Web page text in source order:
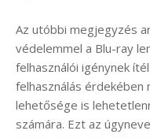
Az utóbbi megjegyzés
védelemmel a Blu-ray
felhasználói igénynek
felhasználás
lehetősége is
számára. Ezt az